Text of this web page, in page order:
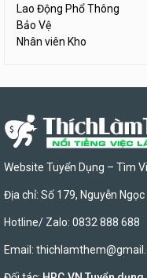
Lao Động Phổ Thông
Bảo Vệ
Nhân viên Kho
Website Tuyển Dụng – Tìm
Địa chỉ: Số 179, Nguyễn Ngọc
Hotline/ Zalo: 0832 888 688
Email: